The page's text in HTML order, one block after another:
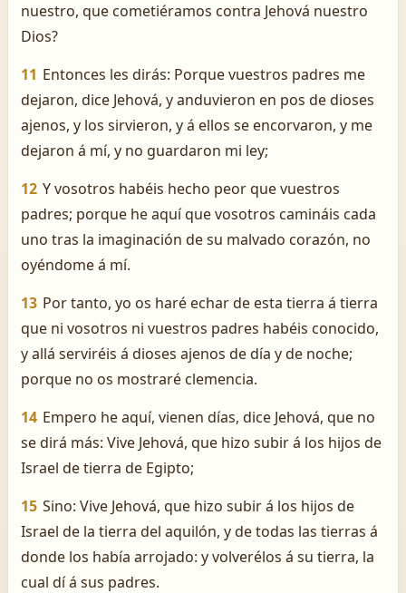
nuestro, que cometiéramos contra Jehová nuestro
Dios?
11 Entonces les dirás: Porque vuestros padres me
dejaron, dice Jehová, y anduvieron en pos de dioses
ajenos, y los sirvieron, y á ellos se encorvaron, y me
dejaron á mí, y no guardaron mi ley;
12 Y vosotros habéis hecho peor que vuestros
padres; porque he aquí que vosotros camináis cada
uno tras la imaginación de su malvado corazón, no
oyéndome á mí.
13 Por tanto, yo os haré echar de esta tierra á tierra
que ni vosotros ni vuestros padres habéis conocido,
y allá serviréis á dioses ajenos de día y de noche;
porque no os mostraré clemencia.
14 Empero he aquí, vienen días, dice Jehová, que no
se dirá más: Vive Jehová, que hizo subir á los hijos de
Israel de tierra de Egipto;
15 Sino: Vive Jehová, que hizo subir á los hijos de
Israel de la tierra del aquilón, y de todas las tierras á
donde los había arrojado: y volverélos á su tierra, la
cual dí á sus padres.